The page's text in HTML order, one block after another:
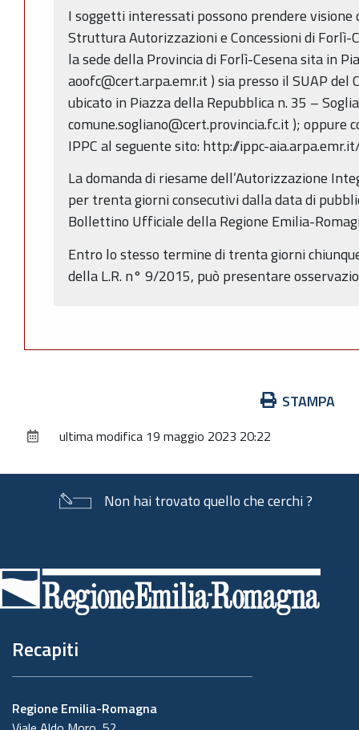
I soggetti interessati possono prendere
Struttura Autorizzazioni e Concessioni di Forlì-
la sede della Provincia di Forlì-Cesena sita in
aoofc@cert.arpa.emr.it ) sia presso il SUAP del
ubicato in Piazza della Repubblica n. 35 –
comune.sogliano@cert.provincia.fc.it ); oppure
IPPC al seguente sito: http://ippc-
La domanda di riesame dell’Autorizzazione
per trenta giorni consecutivi dalla data di
Bollettino Ufficiale della Regione Emilia-
Entro lo stesso termine di trenta giorni
della L.R. n° 9/2015, può presentare
documento
STAMPA
ultima modifica 19 maggio 2023 20:22
Non hai trovato quello che cerchi ?
di
pagina
Recapiti
Regione Emilia-Romagna